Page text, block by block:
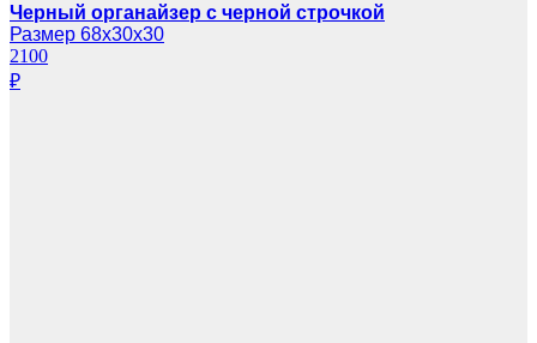
Черный органайзер с черной строчкой
Размер 68х30х30
2100
₽